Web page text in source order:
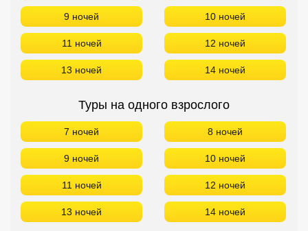
9 ночей 10 ночей
11 ночей 12 ночей
13 ночей 14 ночей
Туры на одного взрослого
7 ночей 8 ночей
9 ночей 10 ночей
11 ночей 12 ночей
13 ночей 14 ночей